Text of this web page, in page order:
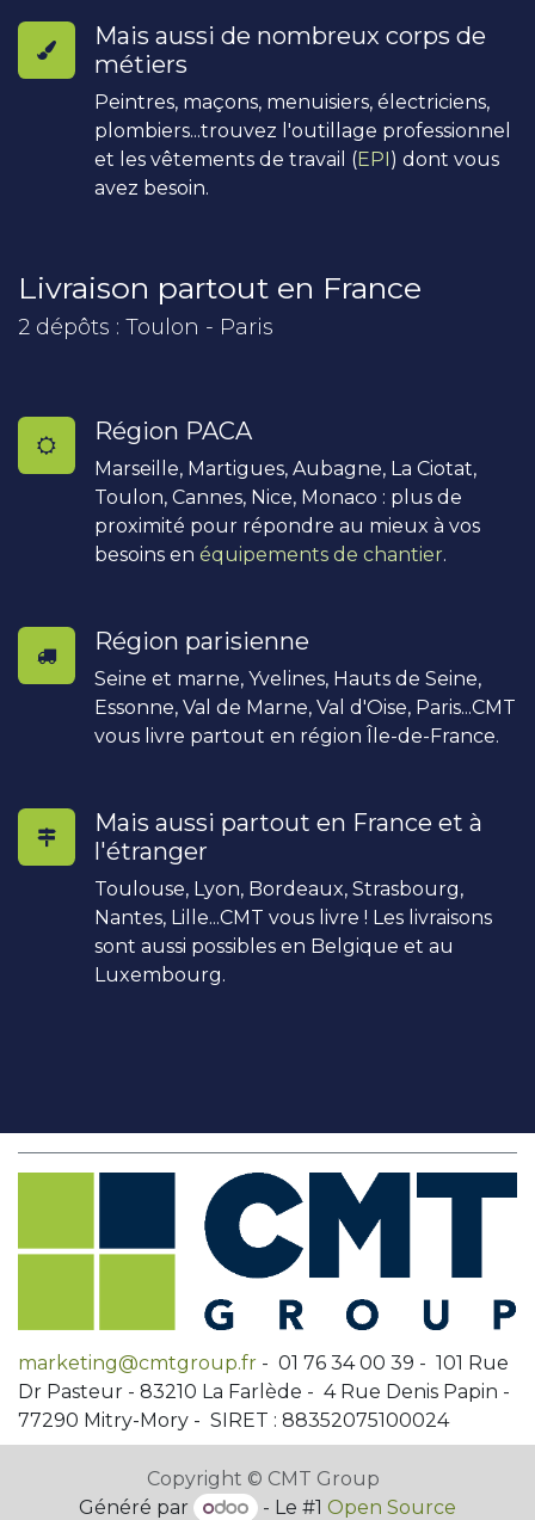
Mais aussi de nombreux corps de
métiers
Peintres, maçons, menuisiers, électriciens,
plombiers...trouvez l'outillage professionnel
et les vêtements de travail (EPI) dont vous
avez besoin.
Livraison partout en France
2 dépôts : Toulon - Paris
Région PACA
Marseille, Martigues, Aubagne, La Ciotat,
Toulon, Cannes, Nice, Monaco : plus de
proximité pour répondre au mieux à vos
besoins en équipements de chantier.
Région parisienne
Seine et marne, Yvelines, Hauts de Seine,
Essonne, Val de Marne, Val d'Oise, Paris...CMT
vous livre partout en région Île-de-France.
Mais aussi partout en France et à
l'étranger
Toulouse, Lyon, Bordeaux, Strasbourg,
Nantes, Lille...CMT vous livre ! Les livraisons
sont aussi possibles en Belgique et au
Luxembourg.
marketing@cmtgroup.fr - 01 76 34 00 39 - 101 Rue
Dr Pasteur - 83210 La Farlède - 4 Rue Denis Papin -
77290 Mitry-Mory - SIRET : 88352075100024
Copyright © CMT Group
Généré par
- Le #1Open Source